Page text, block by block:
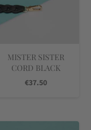
MISTER SISTER
CORD BLACK
€37.50